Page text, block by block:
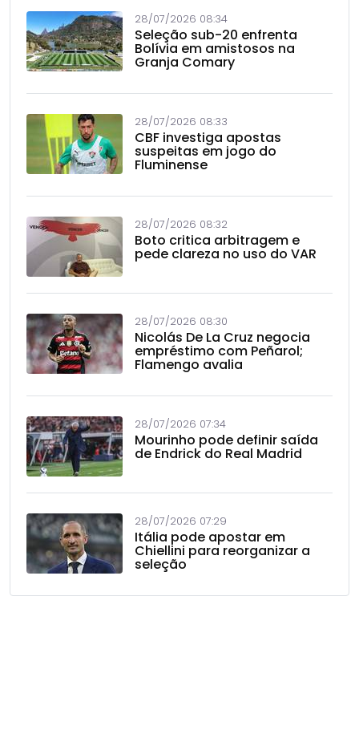
28/07/2026 08:34
Seleção sub-20 enfrenta
Bolívia em amistosos na
Granja Comary
28/07/2026 08:33
CBF investiga apostas
suspeitas em jogo do
Fluminense
28/07/2026 08:32
Boto critica arbitragem e
pede clareza no uso do VAR
28/07/2026 08:30
Nicolás De La Cruz negocia
empréstimo com Peñarol;
Flamengo avalia
28/07/2026 07:34
Mourinho pode definir saída
de Endrick do Real Madrid
28/07/2026 07:29
Itália pode apostar em
Chiellini para reorganizar a
seleção